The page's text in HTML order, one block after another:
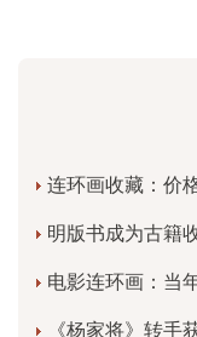
连环画收藏：价
明版书成为古籍
电影连环画：当
《杨家将》转手